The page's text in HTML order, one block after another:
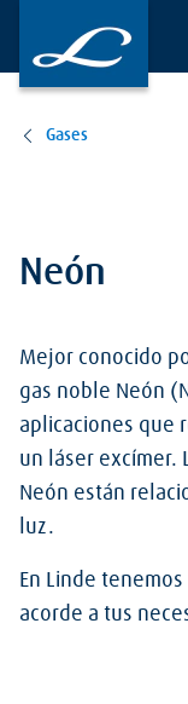
Gases
Neón
Mejor conocido
gas noble Neón
aplicaciones que
un láser excímer.
Neón están
luz.
En Linde
acorde a tus